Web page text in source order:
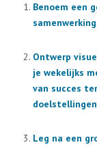
Benoem een
Ontwerp
je wekelijks
van succes
Leg na een